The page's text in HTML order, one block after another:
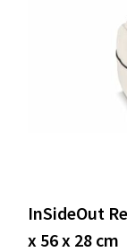
InSideOut
x 56 x 28 cm